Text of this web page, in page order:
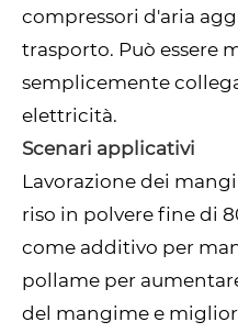
compressori d'aria
trasporto. Può essere
semplicemente
elettricità.
Scenari applicativi
Lavorazione dei
riso in polvere fine di
come additivo per
pollame per
del mangime e